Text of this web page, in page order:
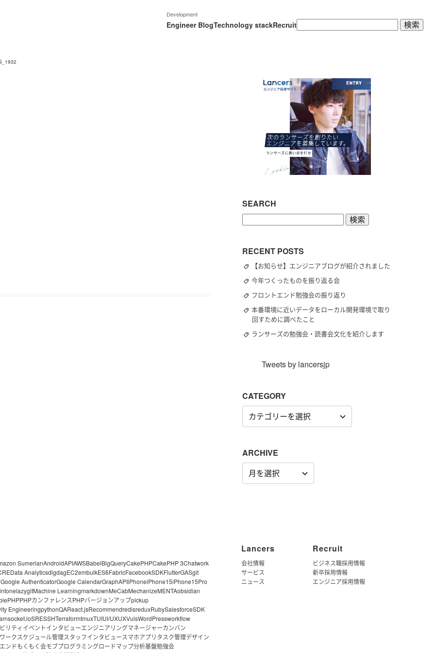
Development
Engineer BlogTechnology stackRecruit検
索:
SEARCH
RECENT POSTS
【お知らせ】エンジニアブログが紹介されました
今年つくったものを振り返る会
フロントエンド勉強会の振り返り
本番環境に近いデータをローカル開発環境で取り
回すために調べたこと
ランサーズの勉強会・読書会文化を紹介します
Tweets by lancersjp
CATEGORY
CATEGORY
ARCHIVE
ARCHIVE
SumerianAndroidAPIAWSBabelBigQueryCakePHPCakePHP 3Chatwork
Data AnalyticsdigdagEC2embulkES6FabricFacebookSDKFlutterGASgit
Google AuthenticatorGoogle CalendarGraphAPIiPhoneiPhone15iPhone15Pro
lazygitMachine LearningmarkdownMeCabMechanizeMENTAobsidian
PHPPHPカンファレンスPHPバージョンアップpickup
EngineeringpythonQAReact.jsRecommendredisreduxRubySalesforceSDK
socket.ioSRESSHTerraformtmuxTUIUI/UXUXVulsWordPressworkflow
リティ イベントインタビューエンジニアリングマネージャーカンバン
ークスケジュール管理スタッフインタビュースマホアプリタスク管理デザイン
ンドもくもく会モブプログラミングロードマップ分析基盤勉強会
Lancers
会社情報
サービス
ニュース
Recruit
ビジネス職採用情報
新卒採用情報
エンジニア採用情報